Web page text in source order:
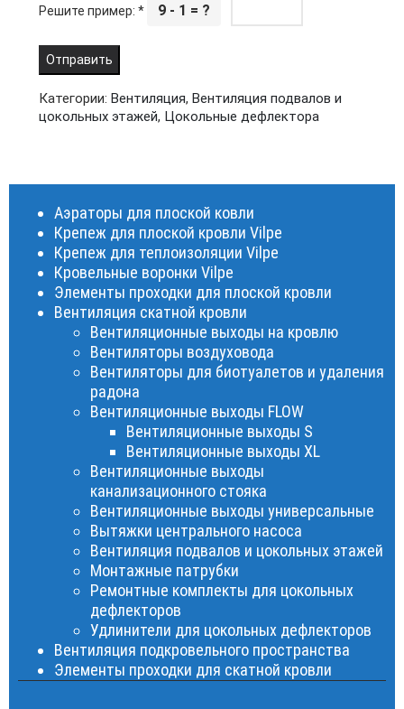
Решите пример: * 9 - 1 = ?
Категории: Вентиляция, Вентиляция подвалов и
цокольных этажей, Цокольные дефлектора
Аэраторы для плоской ковли
Крепеж для плоской кровли Vilpe
Крепеж для теплоизоляции Vilpe
Кровельные воронки Vilpe
Элементы проходки для плоской кровли
Вентиляция скатной кровли
Вентиляционные выходы на кровлю
Вентиляторы воздуховода
Вентиляторы для биотуалетов и удаления
радона
Вентиляционные выходы FLOW
Вентиляционные выходы S
Вентиляционные выходы XL
Вентиляционные выходы
канализационного стояка
Вентиляционные выходы универсальные
Вытяжки центрального насоса
Вентиляция подвалов и цокольных этажей
Монтажные патрубки
Ремонтные комплекты для цокольных
дефлекторов
Удлинители для цокольных дефлекторов
Вентиляция подкровельного пространства
Элементы проходки для скатной кровли